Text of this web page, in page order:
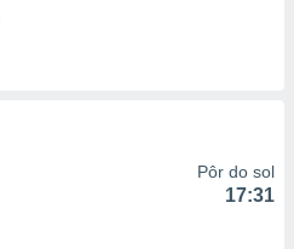
Pôr do sol
17:31